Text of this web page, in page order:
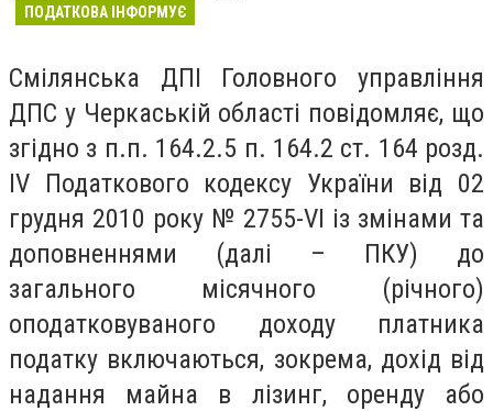
ПОДАТКОВА ІНФОРМУЄ
Смілянська ДПІ Головного управління
ДПС у Черкаській області повідомляє, що
згідно з п.п. 164.2.5 п. 164.2 ст. 164 розд.
ІV Податкового кодексу України від 02
грудня 2010 року № 2755-VІ із змінами та
доповненнями (далі – ПКУ) до
загального місячного (річного)
оподатковуваного доходу платника
податку включаються, зокрема, дохід від
надання майна в лізинг, оренду або